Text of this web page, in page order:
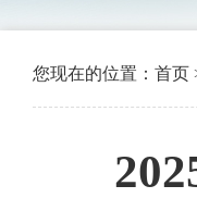
您现在的位置： 首页